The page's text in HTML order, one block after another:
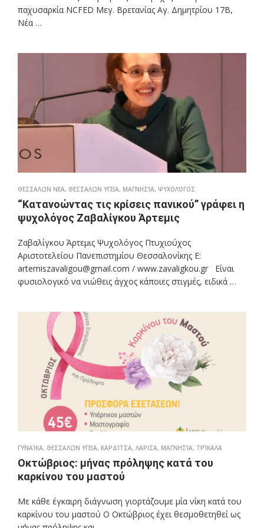
παχυσαρκία NCFED Μεγ. Βρετανίας Αγ. Δημητρίου 17Β,
Νέα …
ΘΕΣΣΑΛΩΝ ΝΕΑ, ΘΕΣΣΑΛΩΝ ΥΓΕΙΑ, ΜΑΓΝΗΣΊΑ, ΨΥΧΟΛΌΓΟΣ
“Κατανοώντας τις κρίσεις πανικού” γράφει η
ψυχολόγος Ζαβαλίγκου Άρτεμις
Ζαβαλίγκου Άρτεμις Ψυχολόγος Πτυχιούχος
Αριστοτελείου Πανεπιστημίου Θεσσαλονίκης Ε:
artemiszavaligou@gmail.com / www.zavaligkou.gr Είναι
φυσιολογικό να νιώθεις άγχος κάποιες στιγμές, ειδικά …
ΓΥΝΑΊΚΑ, ΘΕΣΣΑΛΩΝ ΥΓΕΙΑ, ΚΑΡΔΊΤΣΑ, ΛΑΡΙΣΑ, ΜΑΓΝΗΣΊΑ, ΤΡΊΚΑΛΑ
Οκτώβριος: μήνας πρόληψης κατά του
καρκίνου του μαστού
Με κάθε έγκαιρη διάγνωση γιορτάζουμε μία νίκη κατά του
καρκίνου του μαστού Ο Οκτώβριος έχει θεσμοθετηθεί ως